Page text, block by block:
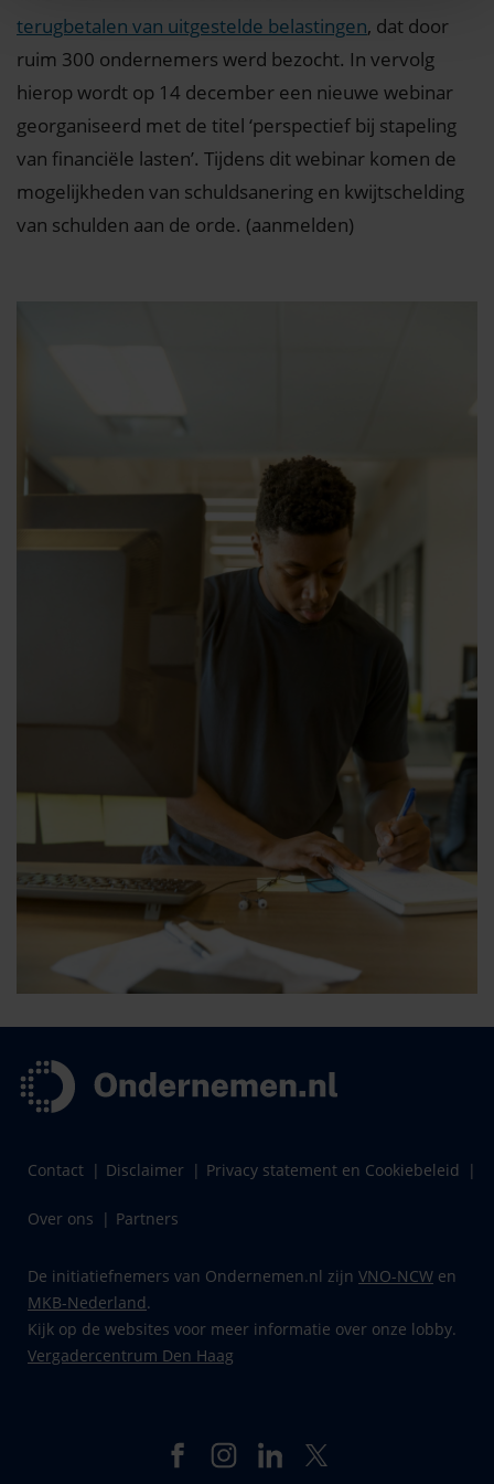
terugbetalen van uitgestelde belastingen, dat door
ruim 300 ondernemers werd bezocht. In vervolg
hierop wordt op 14 december een nieuwe webinar
georganiseerd met de titel ‘perspectief bij stapeling
van financiële lasten’. Tijdens dit webinar komen de
mogelijkheden van schuldsanering en kwijtschelding
van schulden aan de orde. (aanmelden)
Contact Disclaimer Privacy statement en Cookiebeleid
Over ons Partners
De initiatiefnemers van Ondernemen.nl zijn VNO-NCW en
MKB-Nederland.
Kijk op de websites voor meer informatie over onze lobby.
Vergadercentrum Den Haag